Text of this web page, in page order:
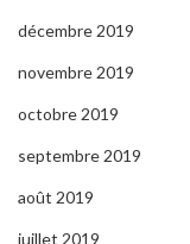
décembre 2019
novembre 2019
octobre 2019
septembre 2019
août 2019
juillet 2019